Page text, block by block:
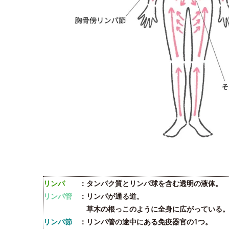
リンパ：タンパク質とリンパ球を含む透明の液体。
リンパ管 ：リンパが通る道。
草木の根っこのように全身に広がっている。
リンパ節 ：リンパ管の途中にある免疫器官の1つ。